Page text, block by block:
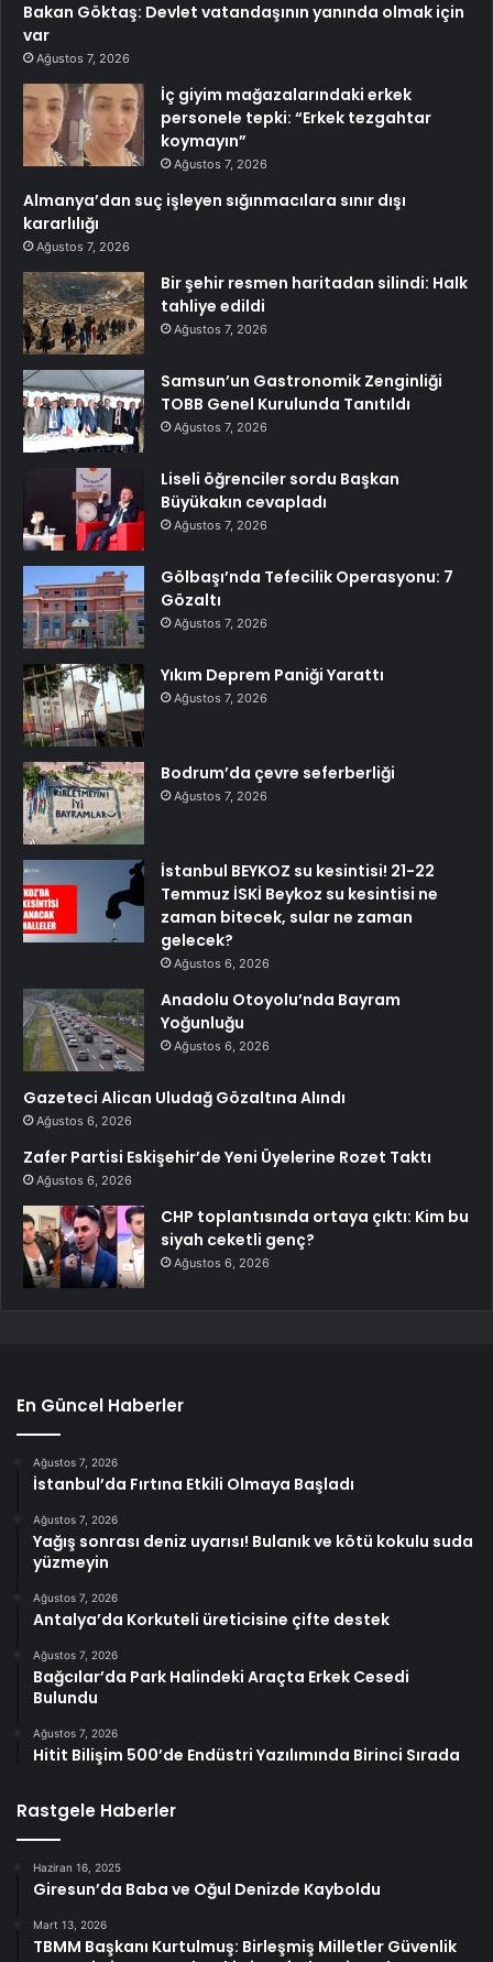
Bakan Göktaş: Devlet vatandaşının yanında olmak için
var
Ağustos 7, 2026
İç giyim mağazalarındaki erkek
personele tepki: “Erkek tezgahtar
koymayın”
Ağustos 7, 2026
Almanya’dan suç işleyen sığınmacılara sınır dışı
kararlılığı
Ağustos 7, 2026
Bir şehir resmen haritadan silindi: Halk
tahliye edildi
Ağustos 7, 2026
Samsun’un Gastronomik Zenginliği
TOBB Genel Kurulunda Tanıtıldı
Ağustos 7, 2026
Liseli öğrenciler sordu Başkan
Büyükakın cevapladı
Ağustos 7, 2026
Gölbaşı’nda Tefecilik Operasyonu: 7
Gözaltı
Ağustos 7, 2026
Yıkım Deprem Paniği Yarattı
Ağustos 7, 2026
Bodrum’da çevre seferberliği
Ağustos 7, 2026
İstanbul BEYKOZ su kesintisi! 21-22
Temmuz İSKİ Beykoz su kesintisi ne
zaman bitecek, sular ne zaman
gelecek?
Ağustos 6, 2026
Anadolu Otoyolu’nda Bayram
Yoğunluğu
Ağustos 6, 2026
Gazeteci Alican Uludağ Gözaltına Alındı
Ağustos 6, 2026
Zafer Partisi Eskişehir’de Yeni Üyelerine Rozet Taktı
Ağustos 6, 2026
CHP toplantısında ortaya çıktı: Kim bu
siyah ceketli genç?
Ağustos 6, 2026
En Güncel Haberler
Ağustos 7, 2026
İstanbul’da Fırtına Etkili Olmaya Başladı
Ağustos 7, 2026
Yağış sonrası deniz uyarısı! Bulanık ve kötü kokulu suda
yüzmeyin
Ağustos 7, 2026
Antalya’da Korkuteli üreticisine çifte destek
Ağustos 7, 2026
Bağcılar’da Park Halindeki Araçta Erkek Cesedi
Bulundu
Ağustos 7, 2026
Hitit Bilişim 500’de Endüstri Yazılımında Birinci Sırada
Rastgele Haberler
Haziran 16, 2025
Giresun’da Baba ve Oğul Denizde Kayboldu
Mart 13, 2026
TBMM Başkanı Kurtulmuş: Birleşmiş Milletler Güvenlik